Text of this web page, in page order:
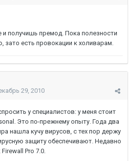
получишь премод. Пока полезности
зато есть провокации к холиварам.
29, 2010
у специалистов: у меня стоит
Это по-прежнему опыту. Года два
нашла кучу вирусов, с тех пор держу
защиту обеспечивают. Недавно
Pro 7.0.